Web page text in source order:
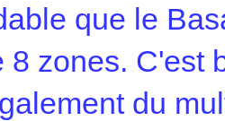
que le
8 zones. C'est
du